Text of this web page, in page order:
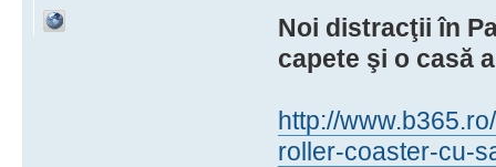
Noi distracţii în
capete şi o casă
http://
roller-coaster-cu-